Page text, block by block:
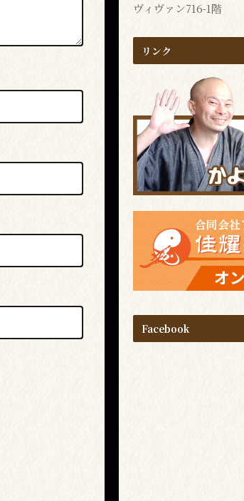
ヴィヴァン716-1階
リンク
Facebook